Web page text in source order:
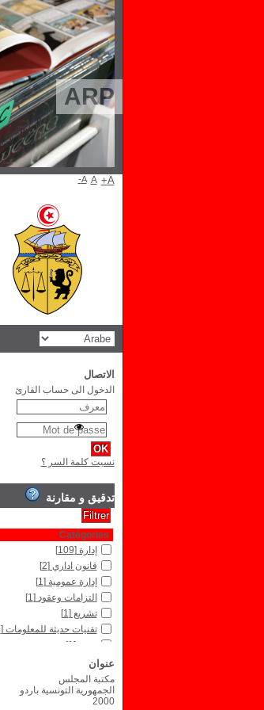
ARP
A- A A+
الاتصال
الدخول الى حساب القارئ
نسيت كلمة السر ؟
تدقيق و مقارنة
Catégories
إدارة [109]
قانون اداري [2]
إدارة عمومية [1]
التزامات وعقود [1]
تشريع [1]
تقنيات حديثة للمعلومات [1]
صحة[1]
قانون جنائي
قانون دولي عام
Type de document
عنوان
مكتبة المجلس
الجمهورية التونسية باردو
2000